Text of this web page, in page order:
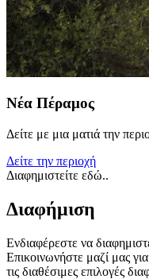
Νέα Πέραμος
Δείτε με μια ματιά την
Δείτε την περιοχή
Διαφημιστείτε εδώ..
Διαφήμιση
Ενδιαφέρεστε να
Επικοινωνήστε μαζί μας
τις διαθέσιμες επιλογές